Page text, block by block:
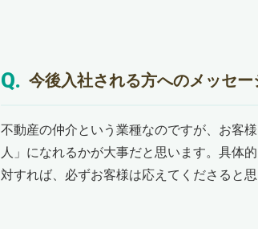
今後入社される方へのメッセー
不動産の仲介という業種なのですが、お客
人」になれるかが大事だと思います。具体
対すれば、必ずお客様は応えてくださると思